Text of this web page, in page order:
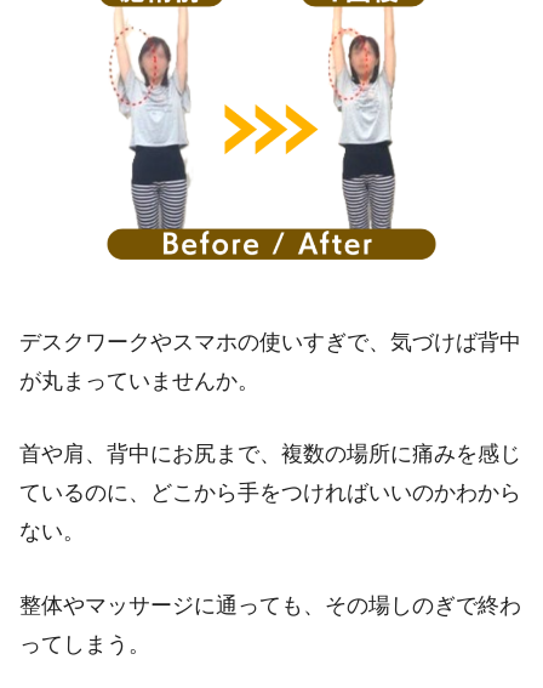
デスクワークやスマホの使いすぎで、気づけば背中
が丸まっていませんか。
首や肩、背中にお尻まで、複数の場所に痛みを感じ
ているのに、どこから手をつければいいのかわから
ない。
整体やマッサージに通っても、その場しのぎで終わ
ってしまう。